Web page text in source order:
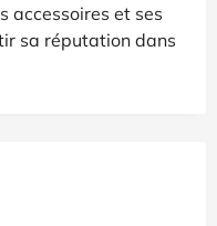
accessoires et ses
sa réputation dans